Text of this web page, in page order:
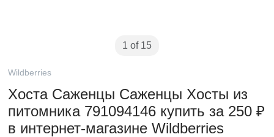
1 of 15
Wildberries
Хоста Саженцы Саженцы Хосты из
питомника 791094146 купить за 250 ₽
в интернет‑магазине Wildberries